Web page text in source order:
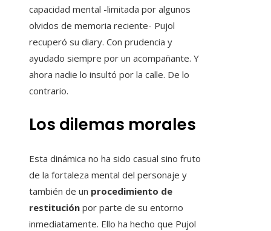
capacidad mental -limitada por algunos
olvidos de memoria reciente- Pujol
recuperó su diary. Con prudencia y
ayudado siempre por un acompañante. Y
ahora nadie lo insultó por la calle. De lo
contrario.
Los dilemas morales
Esta dinámica no ha sido casual sino fruto
de la fortaleza mental del personaje y
también de un procedimiento de
restitución por parte de su entorno
inmediatamente. Ello ha hecho que Pujol